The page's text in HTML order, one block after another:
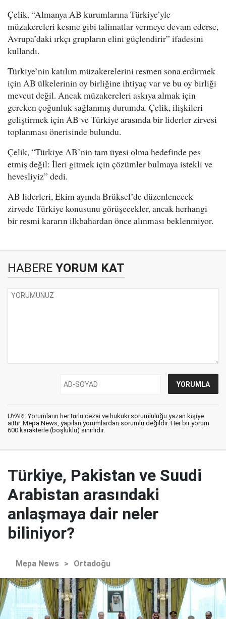
Çelik, “Almanya AB kurumlarına Türkiye’yle
müzakereleri kesme gibi talimatlar vermeye devam ederse,
Avrupa’daki ırkçı grupların elini güçlendirir” ifadesini
kullandı.
Türkiye’nin katılım müzakerelerini resmen sona erdirmek
için AB ülkelerinin oy birliğine ihtiyaç var ve bu oy birliği
mevcut değil. Ancak müzakereleri askıya almak için
gereken çoğunluk sağlanmış durumda. Çelik, ilişkileri
geliştirmek için AB ve Türkiye arasında bir liderler zirvesi
toplanması önerisinde bulundu.
Çelik, “Türkiye AB’nin tam üyesi olma hedefinde pes
etmiş değil: İleri gitmek için çözümler bulmaya istekli ve
hevesliyiz” dedi.
AB liderleri, Ekim ayında Brüksel’de düzenlenecek
zirvede Türkiye konusunu görüşecekler, ancak herhangi
bir resmi kararın ilkbahardan önce alınması beklenmiyor.
HABERE YORUM KAT
UYARI: Yorumların her türlü cezai ve hukuki sorumluluğu yazan kişiye
aittir. Mepa News, yapılan yorumlardan sorumlu değildir. Her bir yorum
600 karakterle (boşluklu) sınırlıdır.
Türkiye, Pakistan ve Suudi
Arabistan arasındaki
anlaşmaya dair neler
biliniyor?
Mepa News > Ortadoğu